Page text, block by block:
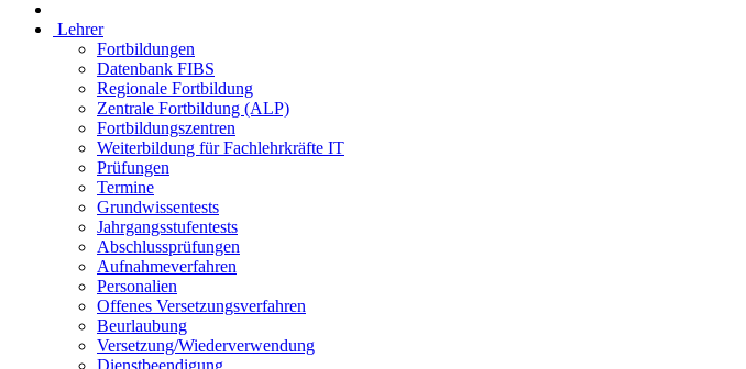
Lehrer
Fortbildungen
Datenbank FIBS
Regionale Fortbildung
Zentrale Fortbildung (ALP)
Fortbildungszentren
Weiterbildung für Fachlehrkräfte IT
Prüfungen
Termine
Grundwissentests
Jahrgangsstufentests
Abschlussprüfungen
Aufnahmeverfahren
Personalien
Offenes Versetzungsverfahren
Beurlaubung
Versetzung/Wiederverwendung
Dienstbeendigung